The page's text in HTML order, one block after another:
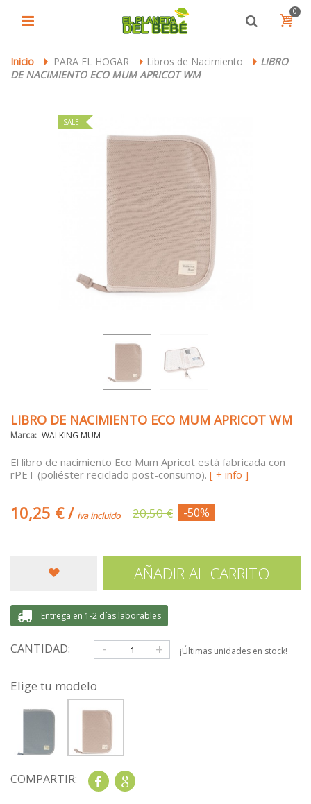
0
Inicio > PARA EL HOGAR > Libros de Nacimiento > LIBRO
DE NACIMIENTO ECO MUM APRICOT WM
SALE
LIBRO DE NACIMIENTO ECO MUM APRICOT WM
Marca: WALKING MUM
El libro de nacimiento Eco Mum Apricot está fabricada con
rPET (poliéster reciclado post-consumo). [ + info ]
10,25 €/ iva incluido 20,50 € -50%
AÑADIR AL CARRITO
Entrega en 1-2 días laborables
CANTIDAD: - + ¡Últimas unidades en stock!
Elige tu modelo
COMPARTIR: Share